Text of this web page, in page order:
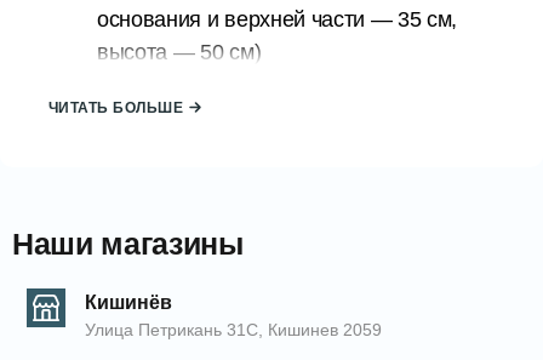
основания и верхней части — 35 см,
высота — 50 см)
Материал: комбинация текстильной
Текстильная крышка со шнурком —
аккуратный вид
Лёгкая, но устойчивая конструкция —
ЧИТАТЬ БОЛЬШЕ
Наши магазины
Кишинёв
Улица Петрикань 31С, Кишинев 2059